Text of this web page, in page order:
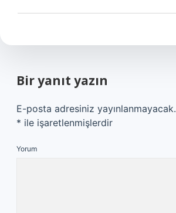
Bir yanıt yazın
E-posta adresiniz yayınlanmayacak.
* ile işaretlenmişlerdir
Yorum